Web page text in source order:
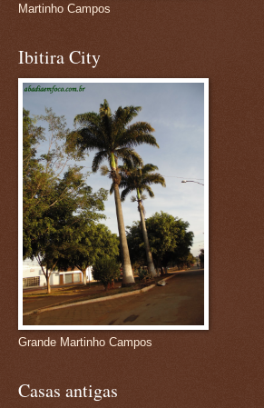
Martinho Campos
Ibitira City
Grande Martinho Campos
Casas antigas